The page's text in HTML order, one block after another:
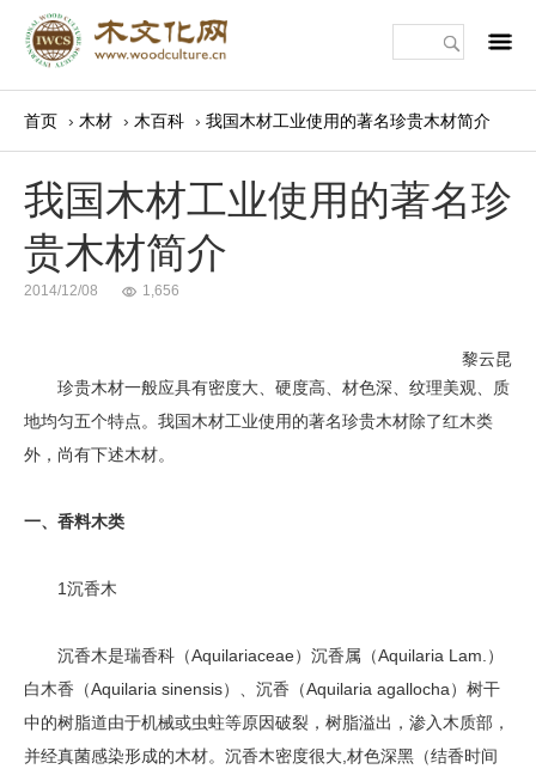
首页 › 木材 › 木百科 › 我国木材工业使用的著名珍贵木材简介
我国木材工业使用的著名珍
贵木材简介
2014/12/08 1,656
黎云昆
珍贵木材一般应具有密度大、硬度高、材色深、纹理美观、质
地均匀五个特点。我国木材工业使用的著名珍贵木材除了红木类
外，尚有下述木材。
一、香料木类
1沉香木
沉香木是瑞香科（Aquilariaceae）沉香属（Aquilaria Lam.）
白木香（Aquilaria sinensis）、沉香（Aquilaria agallocha）树干
中的树脂道由于机械或虫蛀等原因破裂，树脂溢出，渗入木质部，
并经真菌感染形成的木材。沉香木密度很大,材色深黑（结香时间